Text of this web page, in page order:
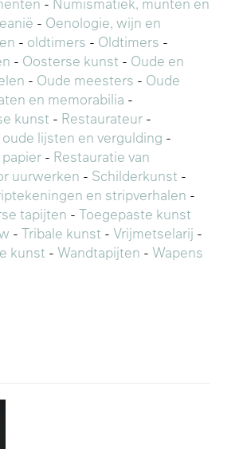
- Oenologie, wijn en
- oldtimers - Oldtimers -
- Oosterse kunst - Oude en
- Oude meesters - Oude
en memorabilia -
kunst - Restaurateur -
lijsten en vergulding -
- Restauratie van
uurwerken - Schilderkunst -
en stripverhalen -
tapijten - Toegepaste kunst
- Tribale kunst - Vrijmetselarij -
kunst - Wandtapijten - Wapens